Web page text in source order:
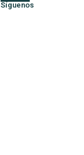
Síguenos